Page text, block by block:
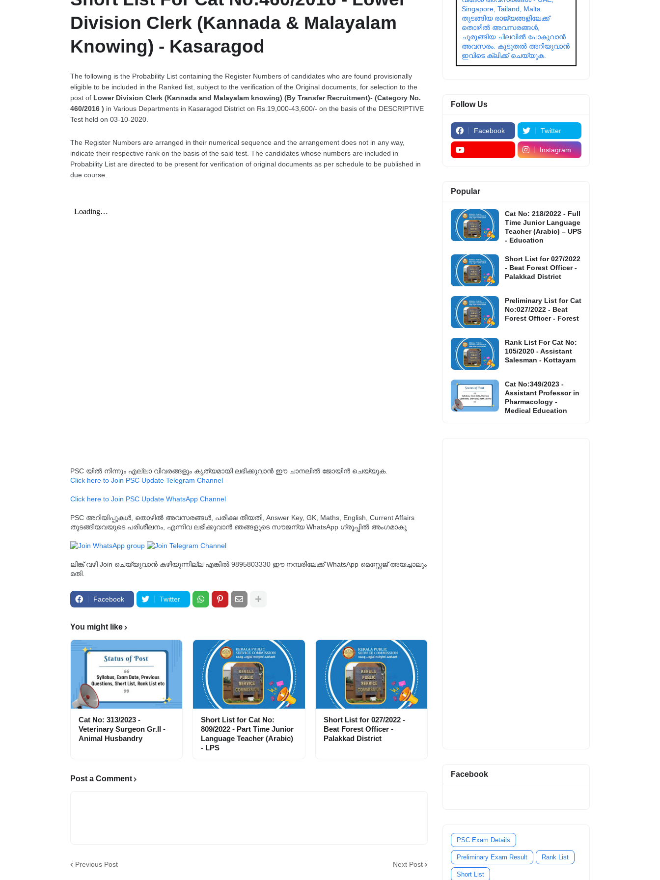
Division Clerk (Kannada & Malayalam
Knowing) - Kasaragod
The following is the Probability List containing the Register Numbers of candidates who are found provisionally
eligible to be included in the Ranked list, subject to the verification of the Original documents, for selection to the
post of Lower Division Clerk (Kannada and Malayalam knowing) (By Transfer Recruitment)- (Category No.
460/2016 ) in Various Departments in Kasaragod District on Rs.19,000-43,600/- on the basis of the DESCRIPTIVE
Test held on 03-10-2020.
The Register Numbers are arranged in their numerical sequence and the arrangement does not in any way,
indicate their respective rank on the basis of the said test. The candidates whose numbers are included in
Probability List are directed to be present for verification of original documents as per schedule to be published in
due course.
PSC യിൽ നിന്നും എല്ലാ വിവരങ്ങളും കൃത്യമായി ലഭിക്കുവാൻ ഈ ചാനലിൽ ജോയിൻ ചെയ്യുക.
Click here to Join PSC Update Telegram Channel
Click here to Join PSC Update WhatsApp Channel
PSC അറിയിപ്പുകൾ, തൊഴിൽ അവസരങ്ങൾ, പരീക്ഷ തീയതി, Answer Key, GK, Maths, English, Current Affairs
തുടങ്ങിയവയുടെ പരിശീലനം, എന്നിവ ലഭിക്കുവാൻ ഞങ്ങളുടെ സൗജന്യ WhatsApp ഗ്രൂപ്പിൽ അംഗമാകൂ
ലിങ്ക് വഴി Join ചെയ്യുവാൻ കഴിയുന്നില്ല എങ്കിൽ 9895803330 ഈ നമ്പരിലേക്ക് WhatsApp മെസ്സേജ് അയച്ചാലും
മതി.
Facebook Twitter
You might like
Cat No: 313/2023 -
Veterinary Surgeon Gr.II -
Animal Husbandry
Short List for Cat No:
809/2022 - Part Time Junior
Language Teacher (Arabic)
- LPS
Short List for 027/2022 -
Beat Forest Officer -
Palakkad District
Post a Comment
Previous Post Next Post
Singapore, Tailand, Malta
തുടങ്ങിയ രാജ്യങ്ങളിലേക്ക്
തൊഴിൽ അവസരങ്ങൾ,
ചുരുങ്ങിയ ചിലവിൽ പോകുവാൻ
അവസരം. കൂടുതൽ അറിയുവാൻ
ഇവിടെ ക്ലിക്ക് ചെയ്യുക.
Follow Us
Facebook Twitter
Instagram
Popular
Cat No: 218/2022 - Full
Time Junior Language
Teacher (Arabic) – UPS
- Education
Short List for 027/2022
- Beat Forest Officer -
Palakkad District
Preliminary List for Cat
No:027/2022 - Beat
Forest Officer - Forest
Rank List For Cat No:
105/2020 - Assistant
Salesman - Kottayam
Cat No:349/2023 -
Assistant Professor in
Pharmacology -
Medical Education
Facebook
PSC Exam Details
Preliminary Exam Result Rank List
Short List